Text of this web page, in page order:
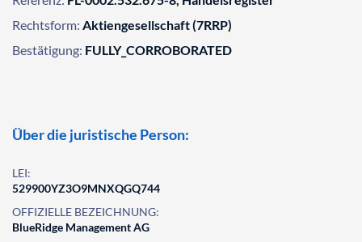
Rechtsform: Aktiengesellschaft (7RRP)
Bestätigung: FULLY_CORROBORATED
Über die juristische Person:
LEI:
529900YZ3O9MNXQGQ744
OFFIZIELLE BEZEICHNUNG:
BlueRidge Management AG